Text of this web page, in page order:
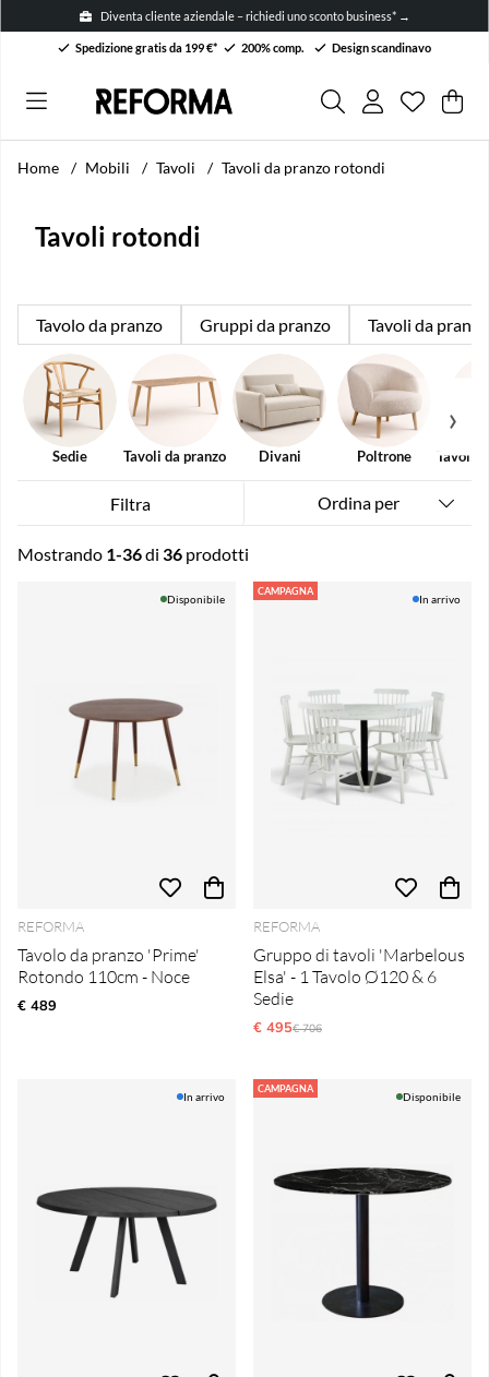
Diventa cliente aziendale – richiedi uno sconto business* →
Spedizione gratis da 199 €* 200% comp. Design scandinavo
Lista dei
Numero
. .
Home Mobili Tavoli Tavoli da pranzo rotondi
Tavoli rotondi
Tavolo da pranzo Gruppi da pranzo Tavoli da
Sedie Tavoli da pranzo Divani Poltrone
Filtra Ordina per
Mostrando 1-36di 36 prodotti
Disponibile
REFORMA
Tavolo da pranzo 'Prime'
Rotondo 110cm - Noce
€ 489
CAMPAGNA
In arrivo
REFORMA
Gruppo di tavoli 'Marbelous
Elsa' - 1 Tavolo Ø120 & 6
Sedie
€ 495Prezzo ordinario:
€ 706
In arrivo
CAMPAGNA
Disponibile